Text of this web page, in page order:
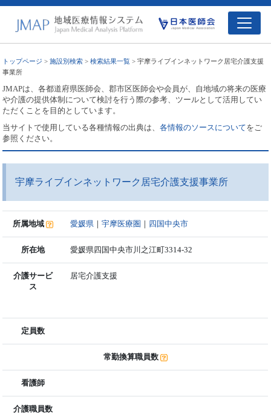
トップページ >施設別検索 >検索結果一覧 > 宇摩ライブインネットワーク居宅介護支援
事業所
JMAPは、各都道府県医師会、郡市区医師会や会員が、自地域の将来の医療
や介護の提供体制について検討を行う際の参考、ツールとして活用してい
ただくことを目的としています。
当サイトで使用している各種情報の出典は、各情報のソースについてをご
参照ください。
宇摩ライブインネットワーク居宅介護支援事業所
所属地域 愛媛県 ｜宇摩医療圏 ｜ 四国中央市
所在地 愛媛県四国中央市川之江町3314-32
介護サービ
ス
居宅介護支援
定員数
常勤換算職員数
看護師
介護職員数